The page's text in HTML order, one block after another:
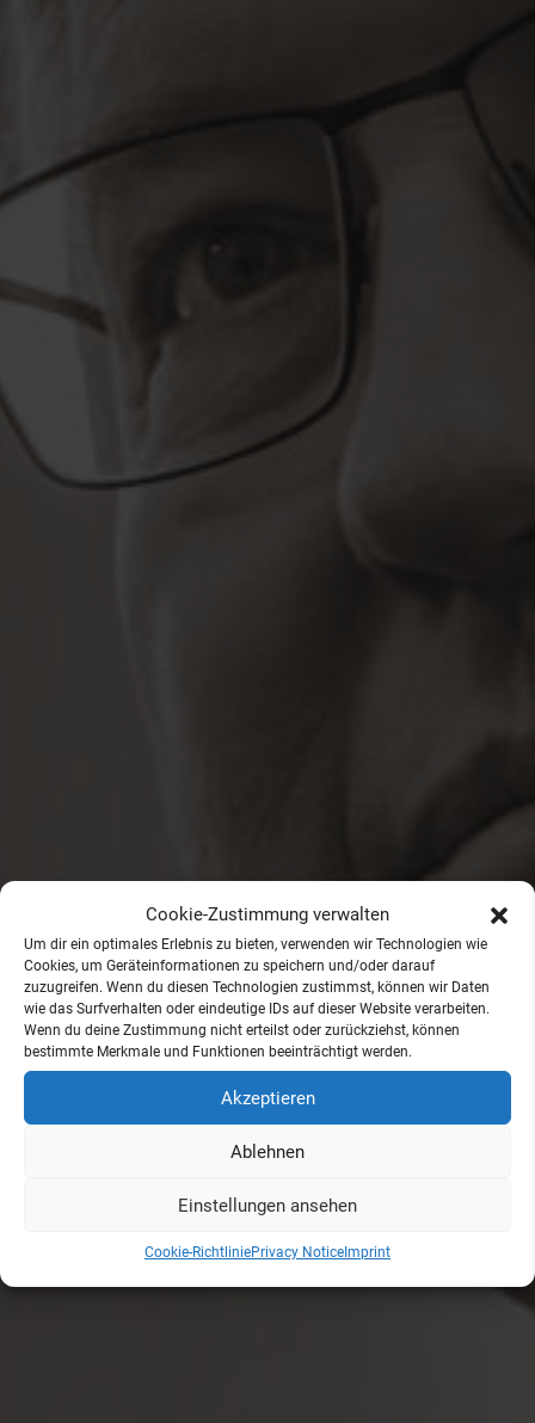
Cookie-Zustimmung verwalten
Um dir ein optimales Erlebnis zu bieten, verwenden wir Technologien wie
Cookies, um Geräteinformationen zu speichern und/oder darauf
zuzugreifen. Wenn du diesen Technologien zustimmst, können wir Daten
wie das Surfverhalten oder eindeutige IDs auf dieser Website verarbeiten.
Wenn du deine Zustimmung nicht erteilst oder zurückziehst, können
bestimmte Merkmale und Funktionen beeinträchtigt werden.
Akzeptieren
Ablehnen
Einstellungen ansehen
Cookie-RichtliniePrivacy Notice Imprint